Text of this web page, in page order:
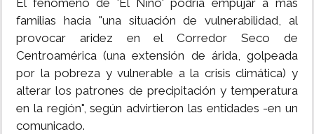
El fenómeno de 'El Niño' podría empujar a más
familias hacia "una situación de vulnerabilidad, al
provocar aridez en el Corredor Seco de
Centroamérica (una extensión de árida, golpeada
por la pobreza y vulnerable a la crisis climática) y
alterar los patrones de precipitación y temperatura
en la región", según advirtieron las entidades -en un
comunicado.